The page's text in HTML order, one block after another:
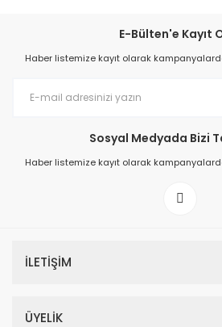
Prime ArtDECO Duvar Kağıdı Tutkalı 500 gr
199,00 TL
E-Bülten'e Kayıt
Haber listemize kayıt olarak
Sosyal Medyada Bizi
Haber listemize kayıt olarak
İLETİŞİM
ÜYELİK